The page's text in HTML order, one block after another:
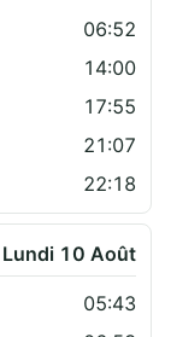
06:52
14:00
17:55
21:07
22:18
Lundi 10 Août
05:43